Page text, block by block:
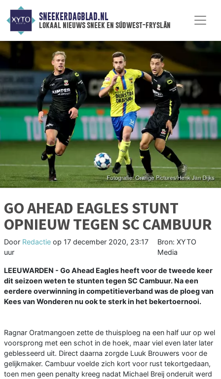
SNEEKERDAGBLAD.NL
lokaal nieuws sneek en súdwest-fryslân
GO AHEAD EAGLES STUNT
OPNIEUW TEGEN SC CAMBUUR
Door Redactie op 17 december 2020, 23:17
uur
Bron: XYTO
Media
LEEUWARDEN - Go Ahead Eagles heeft voor de tweede keer
dit seizoen weten te stunten tegen SC Cambuur. Na een
eerdere overwinning in competitieverband was de ploeg van
Kees van Wonderen nu ook te sterk in het bekertoernooi.
Ragnar Oratmangoen zette de thuisploeg na een half uur op wel
voorsprong met een schot in de hoek, maar viel even later later
geblesseerd uit. Direct daarna zorgde Luuk Brouwers voor de
gelijkmaker. Cambuur voelde zich kort voor rust tekortgedaan,
toen men geen penalty kreeg nadat Michael Breij onderuit werd